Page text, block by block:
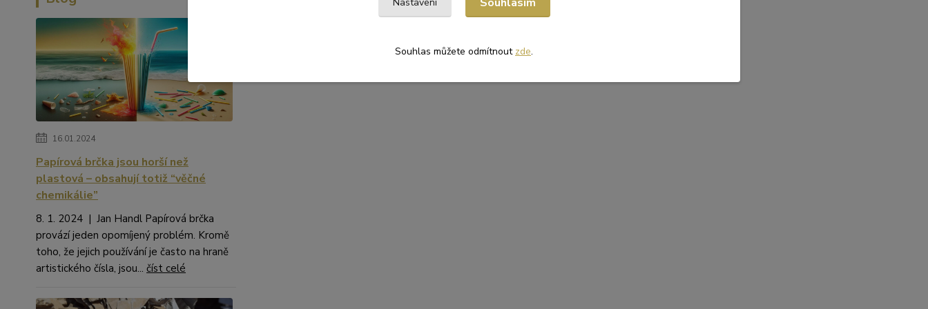
16.01.2024
Papírová brčka jsou horší než
plastová – obsahují totiž “věčné
chemikálie”
8. 1. 2024 | Jan Handl Papírová brčka
provází jeden opomíjený problém. Kromě
toho, že jejich používání je často na hraně
artistického čísla, jsou... číst celé
Souhlas můžete odmítnout zde.